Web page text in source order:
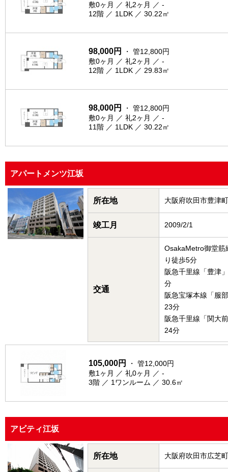
敷0ヶ月 ／ 礼2ヶ月 ／ -
12階 ／ 1LDK ／ 30.22㎡
98,000円
・ 管12,800円
敷0ヶ月 ／ 礼2ヶ月 ／ -
12階 ／ 1LDK ／ 29.83㎡
98,000円
・ 管12,800円
敷0ヶ月 ／ 礼2ヶ月 ／ -
11階 ／ 1LDK ／ 30.22㎡
アパートメンツ江坂
所在地 大阪府吹田市豊津町
竣工月 2009/2/1
交通
OsakaMetro御堂筋
り徒歩5分
阪急千里線「豊津
分
阪急宝塚本線「服
23分
阪急千里線「関大
24分
105,000円
・ 管12,000円
敷1ヶ月 ／ 礼0ヶ月 ／ -
3階 ／ 1ワンルーム ／ 30.6㎡
アビティ江坂
所在地 大阪府吹田市広芝町